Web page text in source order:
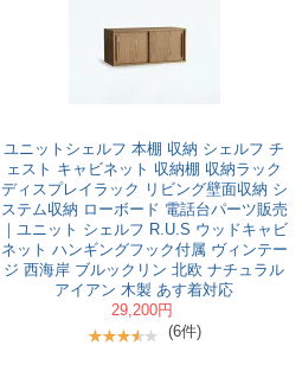
ユニットシェルフ 本棚 収納 シェルフ チ
ェスト キャビネット 収納棚 収納ラック
ディスプレイラック リビング壁面収納 シ
ステム収納 ローボード 電話台パーツ販売
｜ユニット シェルフ R.U.S ウッドキャビ
ネット ハンギングフック付属 ヴィンテー
ジ 西海岸 ブルックリン 北欧 ナチュラル
アイアン 木製 あす着対応
29,200円
(6件)